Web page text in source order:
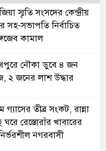
স্মৃতি সংসদের কেন্দ্রীয়
সহ-সভাপতি নির্বাচিত
কামাল
নৌকা ডুবে ৪ জন
২ জনের লাশ উদ্ধার
গ্যাসের তীব্র সংকট, রান্না
ঘরে রেস্তোরাঁর খাবারের
নগরবাসী